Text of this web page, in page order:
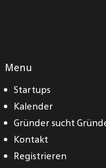
Menu
Startups
Kalender
Gründer sucht
Kontakt
Registrieren